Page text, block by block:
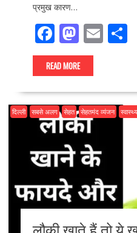
प्रमुख कारण…
F
ac
e
b
o
o
k
M
as
to
d
o
n
E
l
S
READ MORE
दिल्ली सबसे अलग सेहत सेहतमंद व्यंजन स्वास्थ्य